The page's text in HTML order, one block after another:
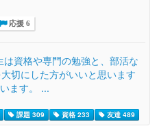
応援 6
資格や専門の勉強と、部活な
切にした方がいいと思います
ます。 ...
課題 309 資格 233 友達 489